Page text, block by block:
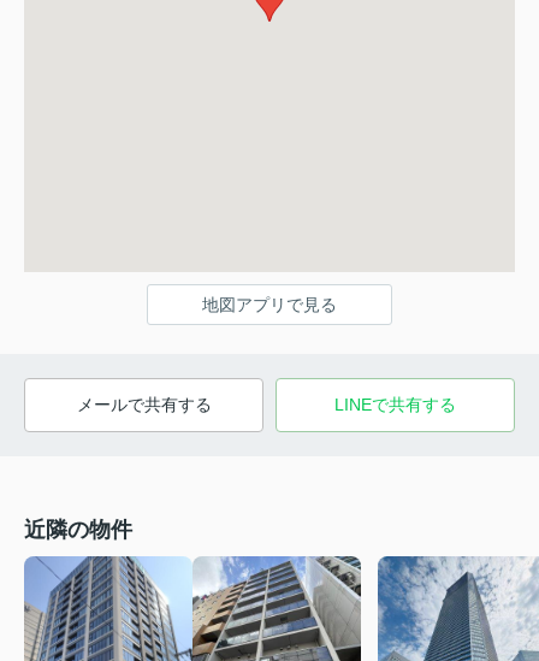
地図アプリで見る
メールで共有する LINEで共有する
近隣の物件